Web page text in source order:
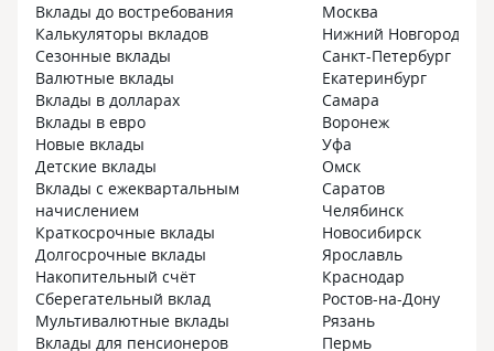
Вклады до востребования
Калькуляторы вкладов
Сезонные вклады
Валютные вклады
Вклады в долларах
Вклады в евро
Новые вклады
Детские вклады
Вклады с ежеквартальным
начислением
Краткосрочные вклады
Долгосрочные вклады
Накопительный счёт
Сберегательный вклад
Мультивалютные вклады
Вклады для пенсионеров
Москва
Нижний Новгород
Санкт-Петербург
Екатеринбург
Самара
Воронеж
Уфа
Омск
Саратов
Челябинск
Новосибирск
Ярославль
Краснодар
Ростов-на-Дону
Рязань
Пермь